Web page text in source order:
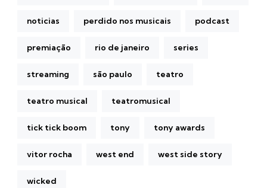
noticias perdido nos musicais podcast
premiação rio de janeiro series
streaming são paulo teatro
teatro musical teatromusical
tick tick boom tony tony awards
vitor rocha west end west side story
wicked